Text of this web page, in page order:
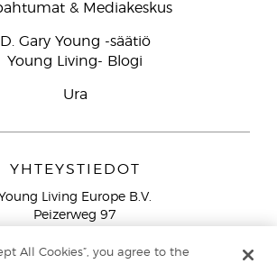
& Mediakeskus
D. Gary Young -säätiö
Young Living- Blogi
Ura
YHTEYSTIEDOT
Living Europe B.V.
Peizerweg 97
Netherlands
All Cookies”, you agree to the